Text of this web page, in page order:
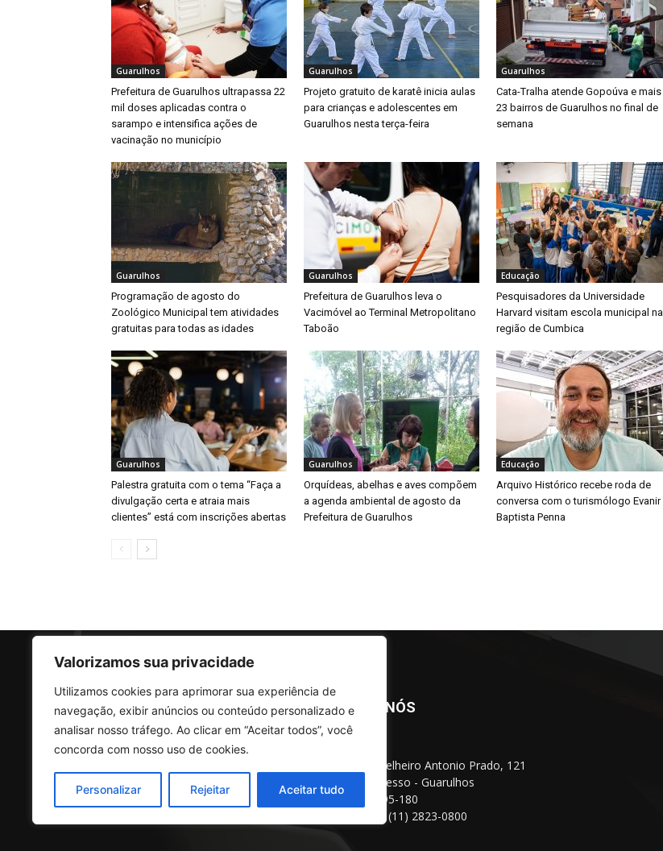
Valorizamos sua privacidade
Utilizamos cookies para aprimorar sua experiência de
navegação, exibir anúncios ou conteúdo personalizado e
analisar nosso tráfego. Ao clicar em “Aceitar todos”, você
concorda com nosso uso de cookies.
Personalizar Rejeitar Aceitar tudo
Guarulhos
Prefeitura de Guarulhos ultrapassa 22
mil doses aplicadas contra o
sarampo e intensifica ações de
vacinação no município
Guarulhos
Projeto gratuito de karatê inicia aulas
para crianças e adolescentes em
Guarulhos nesta terça-feira
Guarulhos
Cata-Tralha atende Gopoúva e mais
23 bairros de Guarulhos no final de
semana
Guarulhos
Programação de agosto do
Zoológico Municipal tem atividades
gratuitas para todas as idades
Guarulhos
Prefeitura de Guarulhos leva o
Vacimóvel ao Terminal Metropolitano
Taboão
Educação
Pesquisadores da Universidade
Harvard visitam escola municipal na
região de Cumbica
Guarulhos
Palestra gratuita com o tema “Faça a
divulgação certa e atraia mais
clientes” está com inscrições abertas
Guarulhos
Orquídeas, abelhas e aves compõem
a agenda ambiental de agosto da
Prefeitura de Guarulhos
Educação
Arquivo Histórico recebe roda de
conversa com o turismólogo Evanir
Baptista Penna
SOBRE NÓS
Rua Conselheiro Antonio Prado, 121
Vila Progresso - Guarulhos
CEP: 07095-180
Telefone: (11) 2823-0800